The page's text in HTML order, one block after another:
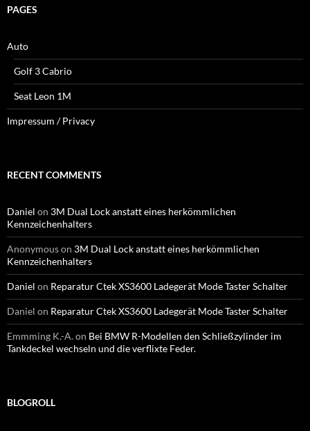
PAGES
Auto
Golf 3 Cabrio
Seat Leon 1M
Impressum / Privacy
RECENT COMMENTS
Daniel on 3M Dual Lock anstatt eines herkömmlichen
Kennzeichenhalters
Anonymouson 3M Dual Lock anstatt eines herkömmlichen
Kennzeichenhalters
Daniel on Reparatur Ctek XS3600 Ladegerät Mode Taster Schalter
Daniel on Reparatur Ctek XS3600 Ladegerät Mode Taster Schalter
Emmming K.-A.on Bei BMW R-Modellen den Schließzylinder im
Tankdeckel wechseln und die verflixte Feder.
BLOGROLL